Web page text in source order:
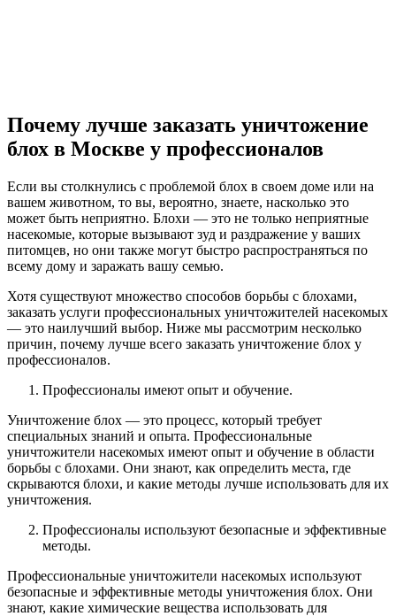
Почему лучше заказать уничтожение
блох в Москве у профессионалов
Если вы столкнулись с проблемой блох в своем доме или на
вашем животном, то вы, вероятно, знаете, насколько это
может быть неприятно. Блохи — это не только неприятные
насекомые, которые вызывают зуд и раздражение у ваших
питомцев, но они также могут быстро распространяться по
всему дому и заражать вашу семью.
Хотя существуют множество способов борьбы с блохами,
заказать услуги профессиональных уничтожителей насекомых
— это наилучший выбор. Ниже мы рассмотрим несколько
причин, почему лучше всего заказать уничтожение блох у
профессионалов.
Профессионалы имеют опыт и обучение.
Уничтожение блох — это процесс, который требует
специальных знаний и опыта. Профессиональные
уничтожители насекомых имеют опыт и обучение в области
борьбы с блохами. Они знают, как определить места, где
скрываются блохи, и какие методы лучше использовать для их
уничтожения.
Профессионалы используют безопасные и эффективные
методы.
Профессиональные уничтожители насекомых используют
безопасные и эффективные методы уничтожения блох. Они
знают, какие химические вещества использовать для